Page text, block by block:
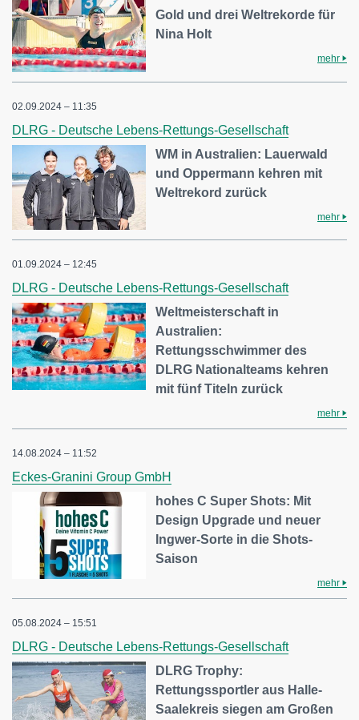
Gold und drei Weltrekorde für
Nina Holt
mehr
02.09.2024 – 11:35
DLRG - Deutsche Lebens-Rettungs-Gesellschaft
WM in Australien: Lauerwald
und Oppermann kehren mit
Weltrekord zurück
mehr
01.09.2024 – 12:45
DLRG - Deutsche Lebens-Rettungs-Gesellschaft
Weltmeisterschaft in
Australien:
Rettungsschwimmer des
DLRG Nationalteams kehren
mit fünf Titeln zurück
mehr
14.08.2024 – 11:52
Eckes-Granini Group GmbH
hohes C Super Shots: Mit
Design Upgrade und neuer
Ingwer-Sorte in die Shots-
Saison
mehr
05.08.2024 – 15:51
DLRG - Deutsche Lebens-Rettungs-Gesellschaft
DLRG Trophy:
Rettungssportler aus Halle-
Saalekreis siegen am Großen